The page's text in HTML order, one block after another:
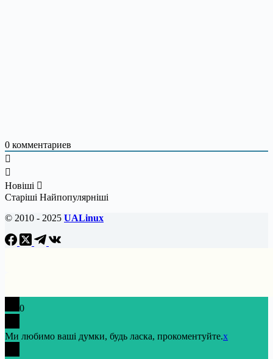
0 комментариев
Новіші
Старіші Найпопулярніші
© 2010 - 2025 UALinux
0
Ми любимо ваші думки, будь ласка, прокоментуйте.x